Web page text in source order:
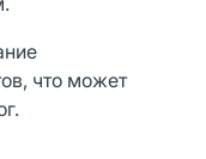
что может